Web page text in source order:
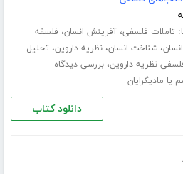
تاملات فلسفی،آفرینش انسان، فلسفه
،شناخت انسان،نظریه داروین، تحلیل
نظریه داروین،بررسی دیدگاه
یا مادیگرایان
دانلود کتاب